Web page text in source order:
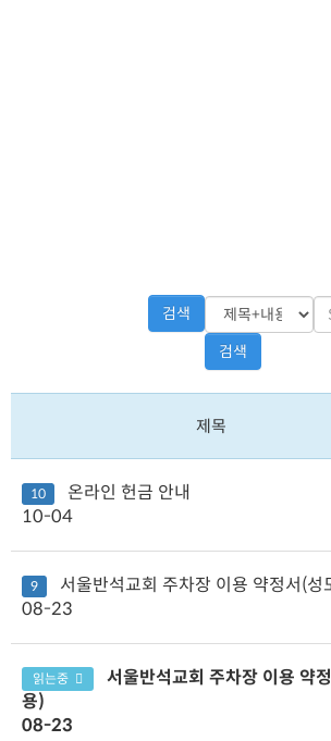
검색
검색
제목
10
온라인 헌금 안내
10-04
9
서울반석교회 주차장 이용 약정서(성
08-23
읽는중
서울반석교회 주차장 이용 약
용)
08-23